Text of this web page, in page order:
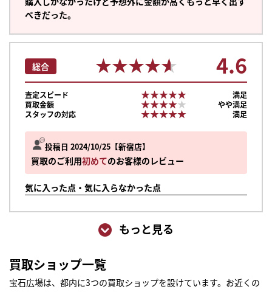
べきだった。
投稿日 2024/10/25 新宿店
買取のご利用初めてのお客様のレビュー
気に入った点・気に入らなかった点
総合 ★★★★★
★★★★★ 4.6
査定スピード ★★★★★
★★★★★
満足
買取金額
★★★★★
★★★★★
やや満足
スタッフの対応
★★★★★
★★★★★ 満足
もっと見る
買取ショップ一覧
宝石広場は、都内に3つの買取ショップを設けています。お近くの